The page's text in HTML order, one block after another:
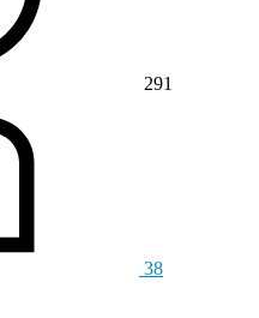
291
38